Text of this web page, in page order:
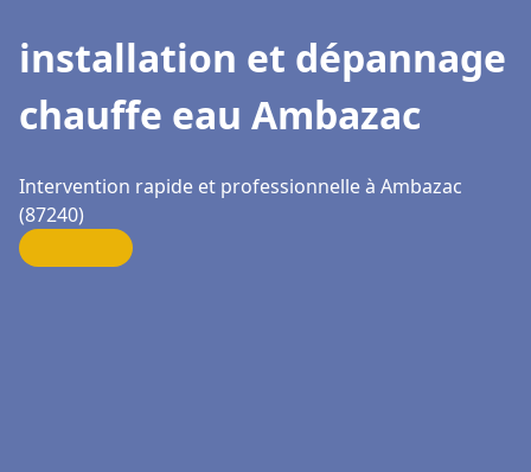
installation et dépannage
chauffe eau Ambazac
Intervention rapide et professionnelle à Ambazac
(87240)